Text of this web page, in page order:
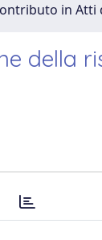
in Atti
della